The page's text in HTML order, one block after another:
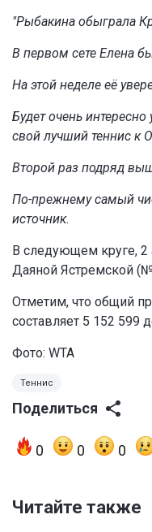
"Рыбакина обыграла
В первом сете Елена
На этой неделе её
Будет очень
свой лучший теннис к
Второй раз подряд
По-прежнему самый
источник.
В следующем круге, 2
Даяной Ястремской
Отметим, что общий
составляет 5 152 599
Фото: WTA
Теннис
Поделиться
0 0 0
Читайте также